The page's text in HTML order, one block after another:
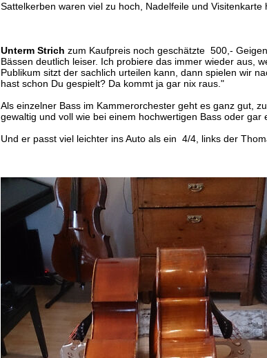
Sattelkerben waren viel zu hoch, Nadelfeile und Visitenkarte
Unterm Strich zum Kaufpreis noch geschätzte 500,-
Bässen deutlich leiser. Ich probiere das immer wieder aus,
Publikum sitzt der sachlich urteilen kann, dann spielen wir
hast schon Du gespielt? Da kommt ja gar nix raus."
Als einzelner Bass im Kammerorchester geht es ganz gut,
gewaltig und voll wie bei einem hochwertigen Bass oder
Und er passt viel leichter ins Auto als ein 4/4, links der